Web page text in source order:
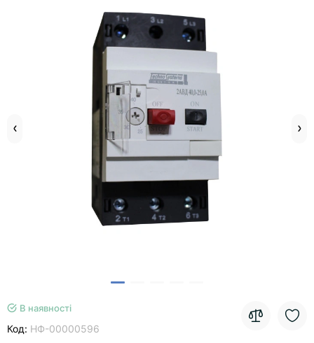
В наявності
Код: НФ-00000596